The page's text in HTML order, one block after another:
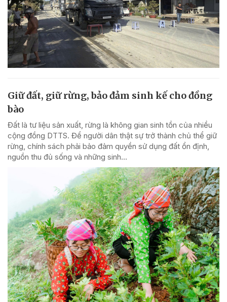
Giữ đất, giữ rừng, bảo đảm sinh kế cho đồng
bào
Đất là tư liệu sản xuất, rừng là không gian sinh tồn của nhiều
cộng đồng DTTS. Để người dân thật sự trở thành chủ thể giữ
rừng, chính sách phải bảo đảm quyền sử dụng đất ổn định,
nguồn thu đủ sống và những sinh...